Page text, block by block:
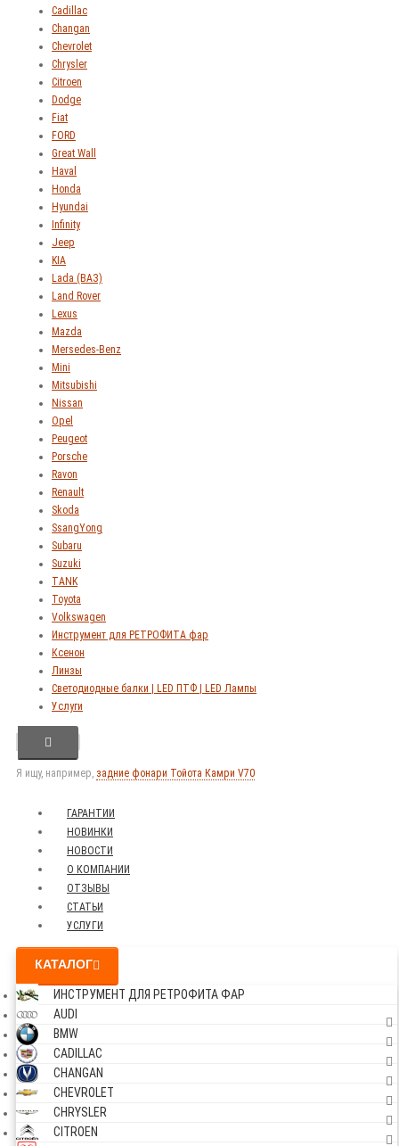
Cadillac
Changan
Chevrolet
Chrysler
Citroen
Dodge
Fiat
FORD
Great Wall
Haval
Honda
Hyundai
Infinity
Jeep
KIA
Lada (ВАЗ)
Land Rover
Lexus
Mazda
Mersedes-Benz
Mini
Mitsubishi
Nissan
Opel
Peugeot
Porsche
Ravon
Renault
Skoda
SsangYong
Subaru
Suzuki
TANK
Toyota
Volkswagen
Инструмент для РЕТРОФИТА фар
Ксенон
Линзы
Светодиодные балки | LED ПТФ | LED Лампы
Услуги
Я ищу, например, задние фонари Тойота Камри V70
ГАРАНТИИ
НОВИНКИ
НОВОСТИ
О КОМПАНИИ
ОТЗЫВЫ
СТАТЬИ
УСЛУГИ
КАТАЛОГ
ИНСТРУМЕНТ ДЛЯ РЕТРОФИТА ФАР
AUDI
BMW
CADILLAC
CHANGAN
CHEVROLET
CHRYSLER
CITROEN